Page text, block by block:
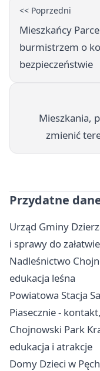
<< Poprzedni
Mieszkańcy
burmistrzem o
bezpieczeństwie
Mieszkania,
zmienić
Przydatne
Urząd Gminy
i sprawy do
Nadleśnictwo
edukacja leśna
Powiatowa Stacja
Piasecznie -
Chojnowski Park
edukacja i atrakcje
Domy Dzieci w